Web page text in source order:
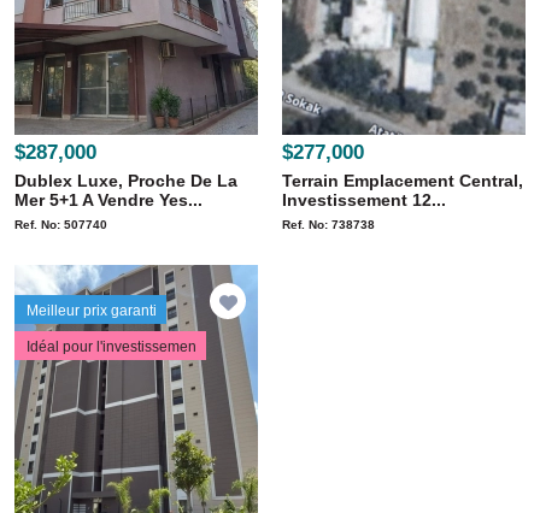
$287,000
Dublex Luxe, Proche De La
Mer 5+1 A Vendre Yes...
Ref. No: 507740
$277,000
Terrain Emplacement Central,
Investissement 12...
Ref. No: 738738
Meilleur prix garanti
Idéal pour l'investissemen